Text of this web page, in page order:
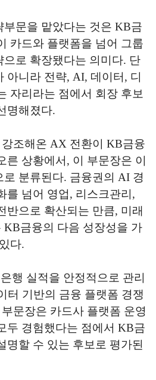
부문을 맡았다는 것은 KB금
카드와 플랫폼을 넘어 그룹
로 확장됐다는 의미다. 단
아니라 전략, AI, 데이터, 디
자리라는 점에서 회장 후보
명해졌다.
조해온 AX 전환이 KB금융
른 상황에서, 이 부문장은 이
분류된다. 금융권의 AI 경
를 넘어 영업, 리스크관리,
반으로 확산되는 만큼, 미래
KB금융의 다음 성장성을 가
다.
행 실적을 안정적으로 관리
터 기반의 금융 플랫폼 경쟁
문장은 카드사 플랫폼 운영
두 경험했다는 점에서 KB금
명할 수 있는 후보로 평가된